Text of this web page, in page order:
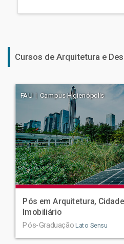
Cursos de Arquitetura e
FAU | Campus Higienópolis
Pós em Arquitetura,
Imobiliário
Pós-Graduação Lato Sensu